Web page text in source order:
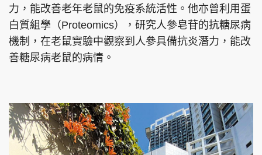
力，能改善老年老鼠的免疫系統活性。他亦曾利用蛋
白質組學（Proteomics），研究人參皂苷的抗糖尿病
機制，在老鼠實驗中觀察到人參具備抗炎潛力，能改
善糖尿病老鼠的病情。